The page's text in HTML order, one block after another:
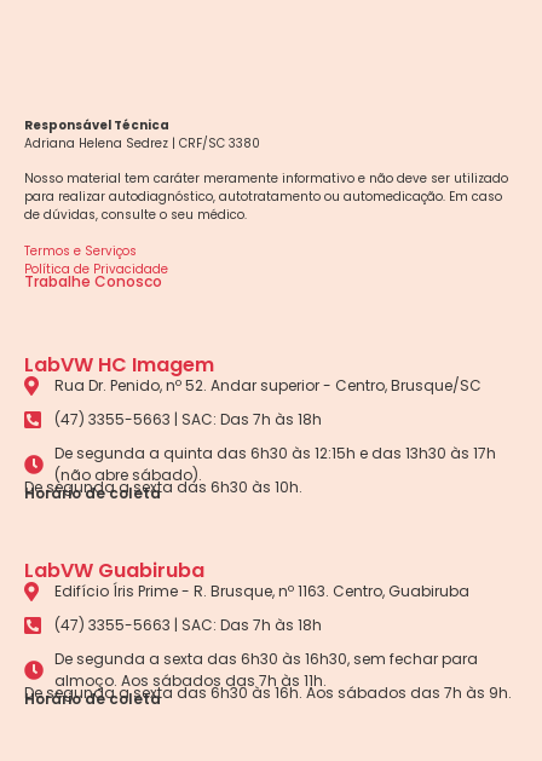
Responsável Técnica
Adriana Helena Sedrez | CRF/SC 3380
Nosso material tem caráter meramente informativo e não deve ser utilizado
para realizar autodiagnóstico, autotratamento ou automedicação. Em caso
de dúvidas, consulte o seu médico.
Termos e Serviços
Política de Privacidade
Trabalhe Conosco
LabVW HC Imagem
Rua Dr. Penido, nº 52. Andar superior - Centro, Brusque/SC
(47) 3355-5663 | SAC: Das 7h às 18h
De segunda a quinta das 6h30 às 12:15h e das 13h30 às 17h
(não abre sábado).
Horário de coleta
De segunda a sexta das 6h30 às 10h.
LabVW Guabiruba
Edifício Íris Prime - R. Brusque, nº 1163. Centro, Guabiruba
(47) 3355-5663 | SAC: Das 7h às 18h
De segunda a sexta das 6h30 às 16h30, sem fechar para
almoço. Aos sábados das 7h às 11h.
Horário de coleta
De segunda a sexta das 6h30 às 16h. Aos sábados das 7h às 9h.